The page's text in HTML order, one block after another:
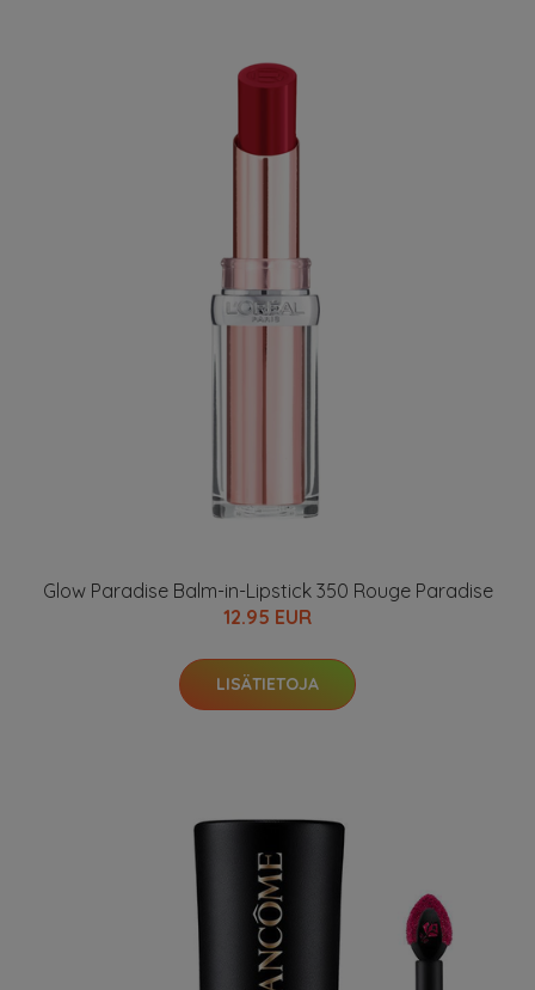
Glow Paradise Balm-in-Lipstick 350 Rouge Paradise
12.95 EUR
LISÄTIETOJA